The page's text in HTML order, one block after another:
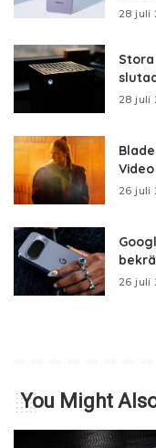
28 juli
28 juli
26 juli
26 juli
You Might